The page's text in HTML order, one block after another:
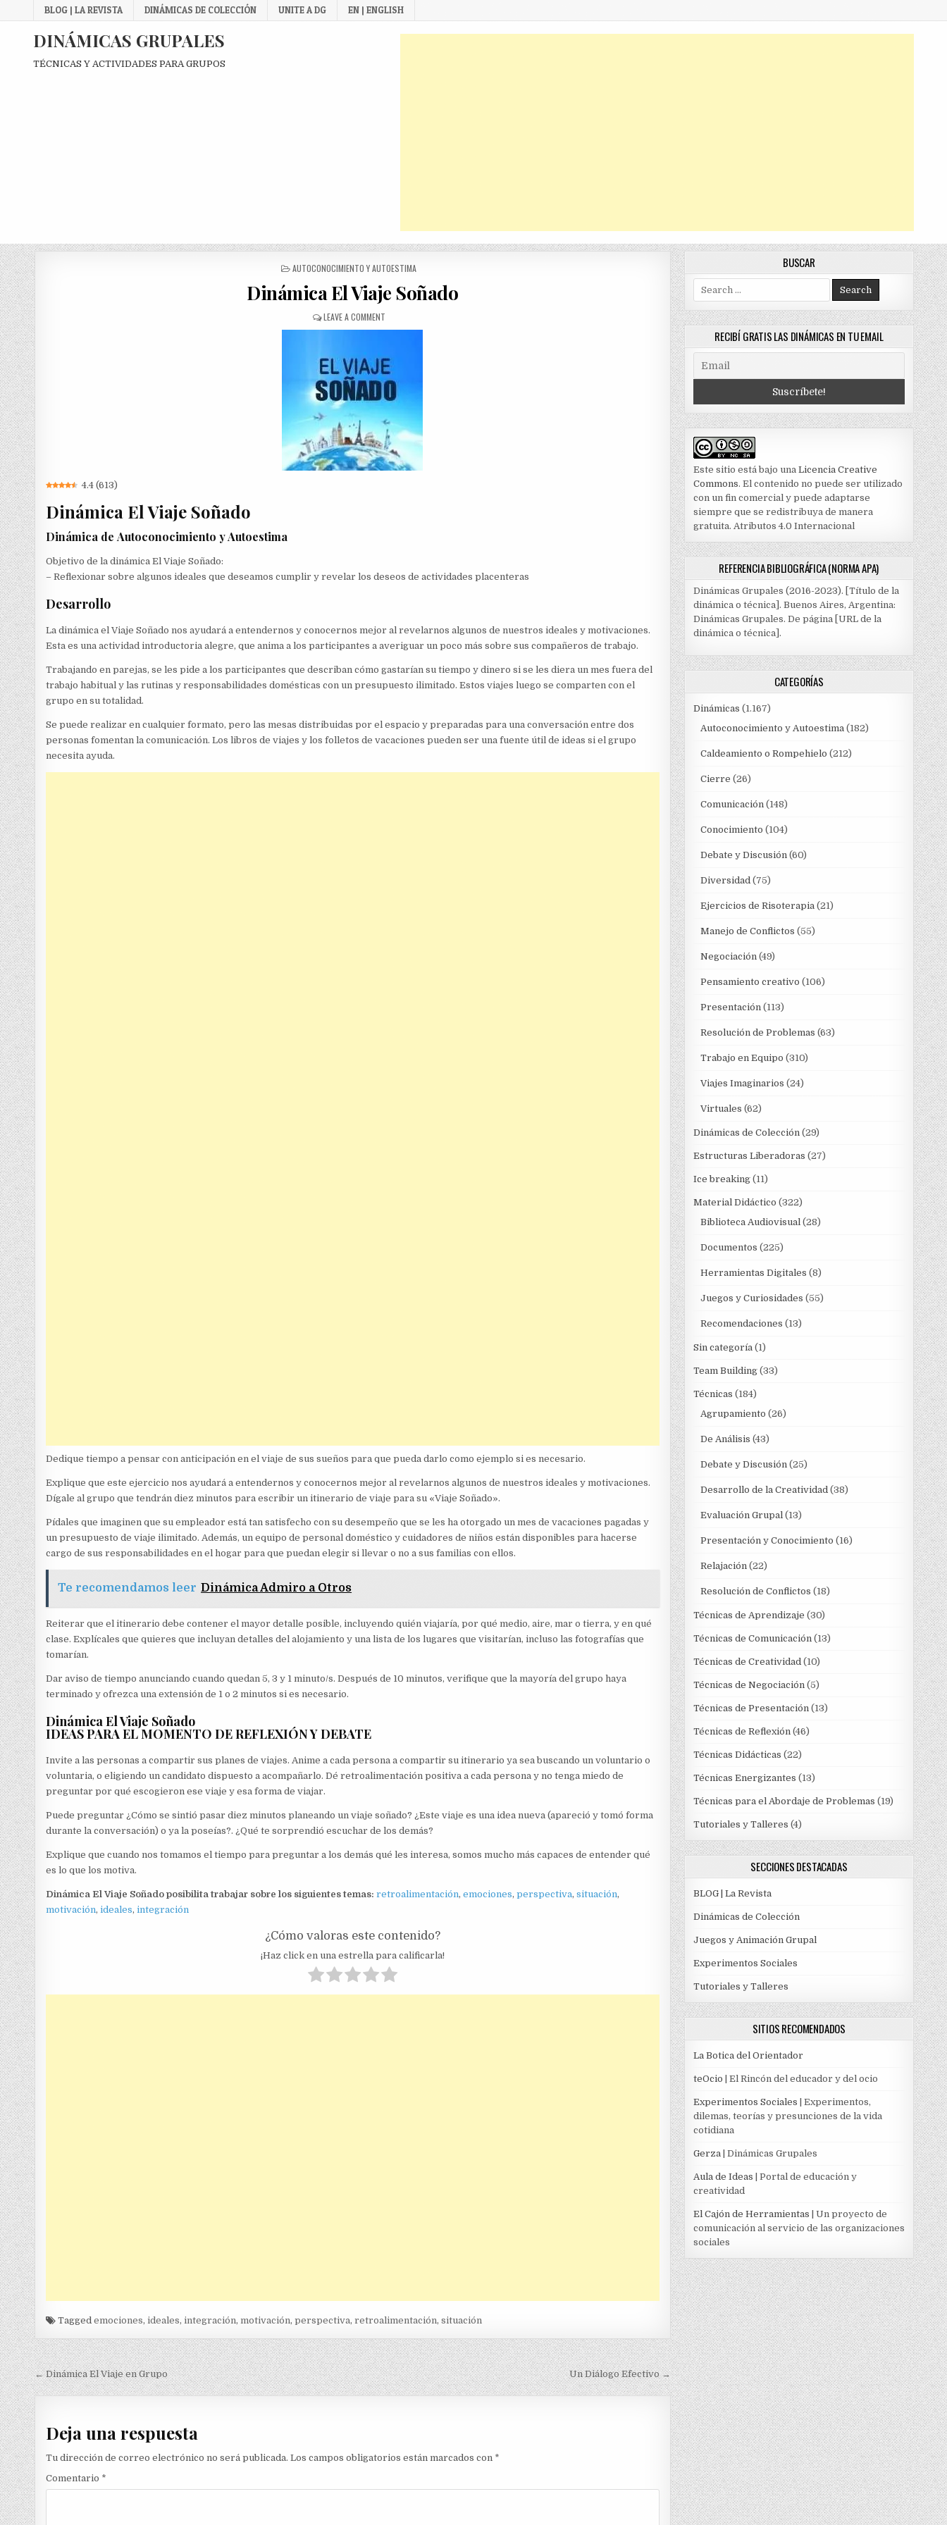
to
BLOG | LA REVISTA DINÁMICAS DE COLECCIÓN UNITE A DG EN | ENGLISH
DINÁMICAS GRUPALES
TÉCNICAS Y ACTIVIDADES PARA GRUPOS
POSTED
AUTOCONOCIMIENTO Y AUTOESTIMA
Dinámica El Viaje Soñado
LEAVE A COMMENTON
DINÁMICA
SOÑADO
4.4 (613)
Dinámica El Viaje Soñado
Dinámica de Autoconocimiento y Autoestima
Objetivo de la dinámica El Viaje Soñado:
– Reflexionar sobre algunos ideales que deseamos cumplir y revelar los deseos de actividades placenteras
Desarrollo
La dinámica el Viaje Soñado nos ayudará a entendernos y conocernos mejor al revelarnos algunos de nuestros ideales y motivaciones.
Esta es una actividad introductoria alegre, que anima a los participantes a averiguar un poco más sobre sus compañeros de trabajo.
Trabajando en parejas, se les pide a los participantes que describan cómo gastarían su tiempo y dinero si se les diera un mes fuera del
trabajo habitual y las rutinas y responsabilidades domésticas con un presupuesto ilimitado. Estos viajes luego se comparten con el
grupo en su totalidad.
Se puede realizar en cualquier formato, pero las mesas distribuidas por el espacio y preparadas para una conversación entre dos
personas fomentan la comunicación. Los libros de viajes y los folletos de vacaciones pueden ser una fuente útil de ideas si el grupo
necesita ayuda.
Dedique tiempo a pensar con anticipación en el viaje de sus sueños para que pueda darlo como ejemplo si es necesario.
Explique que este ejercicio nos ayudará a entendernos y conocernos mejor al revelarnos algunos de nuestros ideales y motivaciones.
Dígale al grupo que tendrán diez minutos para escribir un itinerario de viaje para su «Viaje Soñado».
Pídales que imaginen que su empleador está tan satisfecho con su desempeño que se les ha otorgado un mes de vacaciones pagadas y
un presupuesto de viaje ilimitado. Además, un equipo de personal doméstico y cuidadores de niños están disponibles para hacerse
cargo de sus responsabilidades en el hogar para que puedan elegir si llevar o no a sus familias con ellos.
Te recomendamos leer Dinámica Admiro a Otros
Reiterar que el itinerario debe contener el mayor detalle posible, incluyendo quién viajaría, por qué medio, aire, mar o tierra, y en qué
clase. Explícales que quieres que incluyan detalles del alojamiento y una lista de los lugares que visitarían, incluso las fotografías que
tomarían.
Dar aviso de tiempo anunciando cuando quedan 5, 3 y 1 minuto/s. Después de 10 minutos, verifique que la mayoría del grupo haya
terminado y ofrezca una extensión de 1 o 2 minutos si es necesario.
Dinámica El Viaje Soñado
IDEAS PARA EL MOMENTO DE REFLEXIÓN Y DEBATE
Invite a las personas a compartir sus planes de viajes. Anime a cada persona a compartir su itinerario ya sea buscando un voluntario o
voluntaria, o eligiendo un candidato dispuesto a acompañarlo. Dé retroalimentación positiva a cada persona y no tenga miedo de
preguntar por qué escogieron ese viaje y esa forma de viajar.
Puede preguntar ¿Cómo se sintió pasar diez minutos planeando un viaje soñado? ¿Este viaje es una idea nueva (apareció y tomó forma
durante la conversación) o ya la poseías?. ¿Qué te sorprendió escuchar de los demás?
Explique que cuando nos tomamos el tiempo para preguntar a los demás qué les interesa, somos mucho más capaces de entender qué
es lo que los motiva.
Dinámica El Viaje Soñado posibilita trabajar sobre los siguientes temas: retroalimentación,emociones,perspectiva,situación,
motivación,ideales,integración
¿Cómo valoras este contenido?
¡Haz click en una estrella para calificarla!
Taggedemociones,ideales,integración,motivación,perspectiva,retroalimentación,situación
Navegación
de
entradas
← Dinámica El Viaje en Grupo Un Diálogo Efectivo →
Deja una respuesta
Tu dirección de correo electrónico no será publicada. Los campos obligatorios están marcados con *
Comentario *
BUSCAR
Search
for:
RECIBÍ GRATIS LAS DINÁMICAS EN TU EMAIL
Este sitio está bajo una Licencia Creative
Commons. El contenido no puede ser utilizado
con un fin comercial y puede adaptarse
siempre que se redistribuya de manera
gratuita. Atributos 4.0 Internacional
REFERENCIA BIBLIOGRÁFICA (NORMA APA)
Dinámicas Grupales (2016-2023). [Título de la
dinámica o técnica]. Buenos Aires, Argentina:
Dinámicas Grupales. De página [URL de la
dinámica o técnica].
CATEGORÍAS
Dinámicas (1.167)
Autoconocimiento y Autoestima(182)
Caldeamiento o Rompehielo (212)
Cierre (26)
Comunicación(148)
Conocimiento (104)
Debate y Discusión(60)
Diversidad(75)
Ejercicios de Risoterapia(21)
Manejo de Conflictos (55)
Negociación(49)
Pensamiento creativo (106)
Presentación(113)
Resolución de Problemas (63)
Trabajo en Equipo (310)
Viajes Imaginarios (24)
Virtuales (62)
Dinámicas de Colección(29)
Estructuras Liberadoras (27)
Ice breaking(11)
Material Didáctico (322)
Biblioteca Audiovisual(28)
Documentos (225)
Herramientas Digitales (8)
Juegos y Curiosidades (55)
Recomendaciones (13)
Sin categoría(1)
Team Building(33)
Técnicas (184)
Agrupamiento (26)
De Análisis (43)
Debate y Discusión(25)
Desarrollo de la Creatividad(38)
Evaluación Grupal(13)
Presentación y Conocimiento (16)
Relajación(22)
Resolución de Conflictos (18)
Técnicas de Aprendizaje (30)
Técnicas de Comunicación(13)
Técnicas de Creatividad(10)
Técnicas de Negociación(5)
Técnicas de Presentación(13)
Técnicas de Reflexión(46)
Técnicas Didácticas (22)
Técnicas Energizantes (13)
Técnicas para el Abordaje de Problemas (19)
Tutoriales y Talleres (4)
SECCIONES DESTACADAS
BLOG | La Revista
Dinámicas de Colección
Juegos y Animación Grupal
Experimentos Sociales
Tutoriales y Talleres
SITIOS RECOMENDADOS
La Botica del Orientador
teOcio | El Rincón del educador y del ocio
Experimentos Sociales | Experimentos,
dilemas, teorías y presunciones de la vida
cotidiana
Gerza| Dinámicas Grupales
Aula de Ideas | Portal de educación y
creatividad
El Cajón de Herramientas | Un proyecto de
comunicación al servicio de las organizaciones
sociales